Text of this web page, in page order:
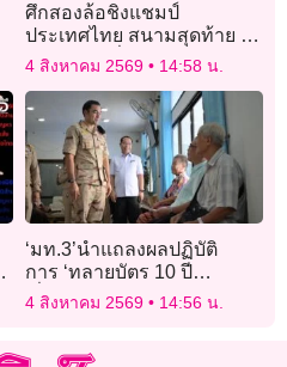
ศึกสองล้อชิงแชมป์
ประเทศไทย สนามสุดท้าย ใช้
ทดสอบนักปั่นทีมชาติ ก่อนไป
4 สิงหาคม 2569 14:58 น.
‘มท.3’นำแถลงผลปฏิบัติ
การ ‘ทลายบัตร 10 ปี
เถื่อน’ บุกจับจนท.เทศบาล
4 สิงหาคม 2569 14:56 น.